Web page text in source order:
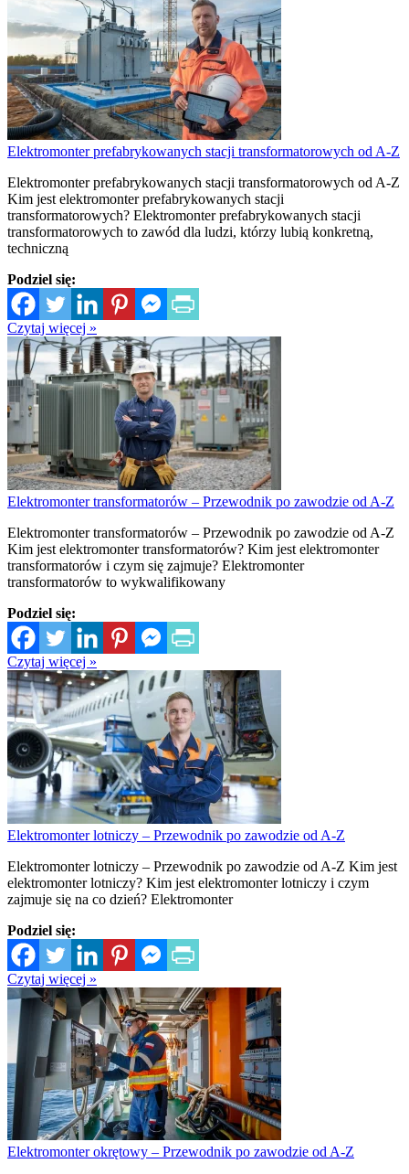
Elektromonter prefabrykowanych stacji transformatorowych od A-Z
Elektromonter prefabrykowanych stacji transformatorowych od A-Z
Kim jest elektromonter prefabrykowanych stacji
transformatorowych? Elektromonter prefabrykowanych stacji
transformatorowych to zawód dla ludzi, którzy lubią konkretną,
techniczną
Podziel się:
Czytaj więcej »
Elektromonter transformatorów – Przewodnik po zawodzie od A-Z
Elektromonter transformatorów – Przewodnik po zawodzie od A-Z
Kim jest elektromonter transformatorów? Kim jest elektromonter
transformatorów i czym się zajmuje? Elektromonter
transformatorów to wykwalifikowany
Podziel się:
Czytaj więcej »
Elektromonter lotniczy – Przewodnik po zawodzie od A-Z
Elektromonter lotniczy – Przewodnik po zawodzie od A-Z Kim jest
elektromonter lotniczy? Kim jest elektromonter lotniczy i czym
zajmuje się na co dzień? Elektromonter
Podziel się:
Czytaj więcej »
Elektromonter okrętowy – Przewodnik po zawodzie od A-Z